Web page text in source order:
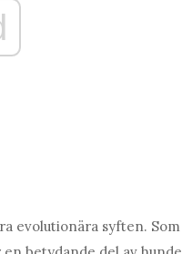
evolutionära syften.